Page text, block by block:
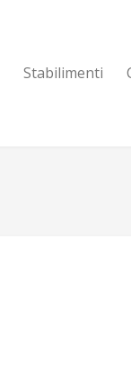
Stabilimenti